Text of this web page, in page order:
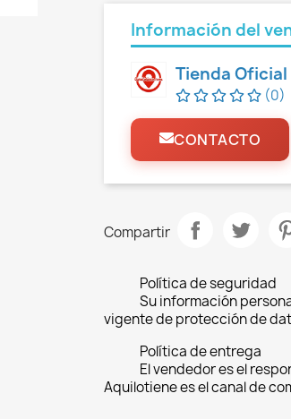
Información del
Tienda
(0)
CONTACTO
Compartir
Política de seguridad
Su información
vigente de protección de
Política de entrega
El vendedor es el
Aquilotiene es el canal de